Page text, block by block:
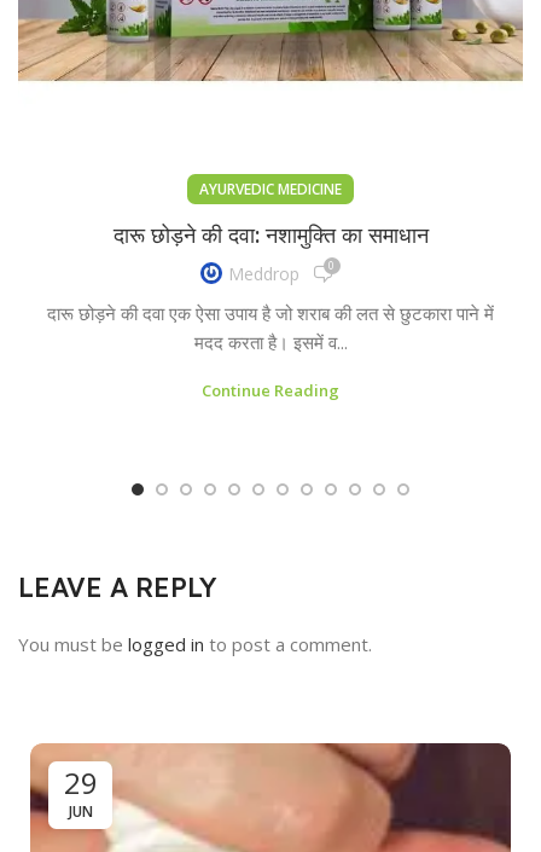
AYURVEDIC MEDICINE
दारू छोड़ने की दवा: नशामुक्ति का समाधान
Meddrop 0
दारू छोड़ने की दवा एक ऐसा उपाय है जो शराब की लत से छुटकारा पाने में
मदद करता है। इसमें व...
Continue Reading
LEAVE A REPLY
You must be logged in to post a comment.
29
JUN